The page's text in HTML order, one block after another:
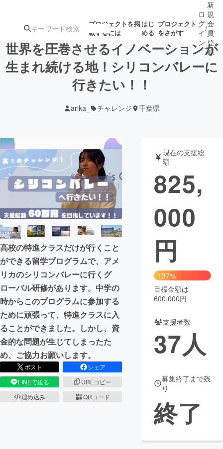
プロジェクトを掲
載するには
はじ
める
プロジェクト
をさがす
注目の新着プロ
ジェクト
募集終了が近いプ
テクノロジー・ガジェット
映像・映画 書籍・雑誌
ビジネス・起業 チャレンジ
まちづくり・地域活性化
CAMPFIRE for Social Good
CAMPFIRE Creation
CAMPFIREふるさと納税machi-ya コミュニティ
ロ
グ
イ
ン
/
新
規
会
員
登
録
世界を圧巻させるイノベーションが
生まれ続ける地！シリコンバレーに
行きたい！！
arika_ チャレンジ 千葉県
高校の特進クラスだけが行くこと
ができる留学プログラムで、アメ
リカのシリコンバレーに行くグ
ローバル研修があります。中学の
時からこのプログラムに参加する
ために頑張って、特進クラスに入
ることができました。しかし、資
金的な問題が生じてしまったた
め、ご協力お願いします。
ポスト
シェア
LINEで送る
URLコピー
埋め込み
QRコード
現在の支援総
額
825,
000
円
137%
目標金額は
600,000円
支援者数
37人
募集終了まで残
り
終了